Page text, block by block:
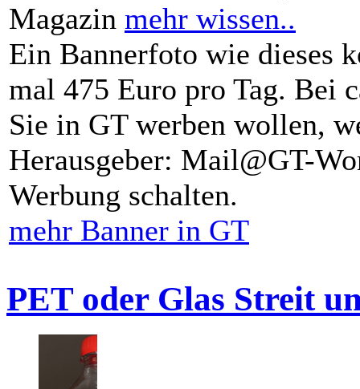
Magazin mehr wissen..
Ein Bannerfoto wie dieses
mal 475 Euro pro Tag. Bei
Sie in GT werben wollen,
Herausgeber: Mail@GT-
Werbung schalten.
mehr Banner in GT
PET oder Glas Streit